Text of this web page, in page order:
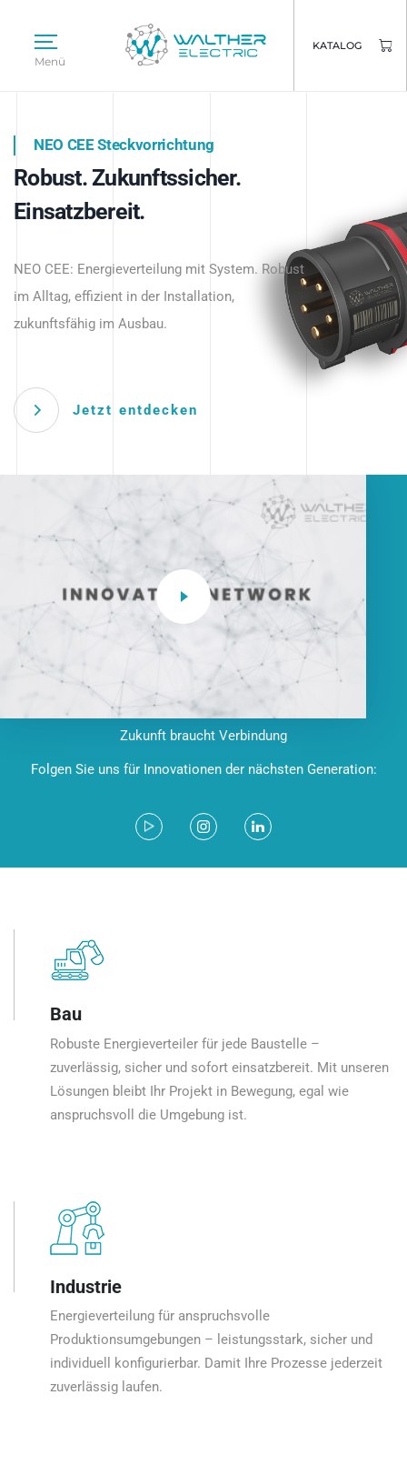
Menü
KATALOG
Intelligente Stromverteilung
beginnt hier.
NEO CEE Steckvorrichtung
Robust. Zukunftssicher.
Einsatzbereit.
NEO CEE: Energieverteilung mit System. Robust
im Alltag, effizient in der Installation,
zukunftsfähig im Ausbau.
Jetzt entdecken
Intelligenz trifft Energie.
Anwendungen – robust, IP-geschützt und
zukunftsfähig.
Zukunft braucht Verbindung
Folgen Sie uns für Innovationen der nächsten Generation:
Bau
Robuste Energieverteiler für jede Baustelle –
zuverlässig, sicher und sofort einsatzbereit. Mit unseren
Lösungen bleibt Ihr Projekt in Bewegung, egal wie
anspruchsvoll die Umgebung ist.
Industrie
Energieverteilung für anspruchsvolle
Produktionsumgebungen – leistungsstark, sicher und
individuell konfigurierbar. Damit Ihre Prozesse jederzeit
zuverlässig laufen.